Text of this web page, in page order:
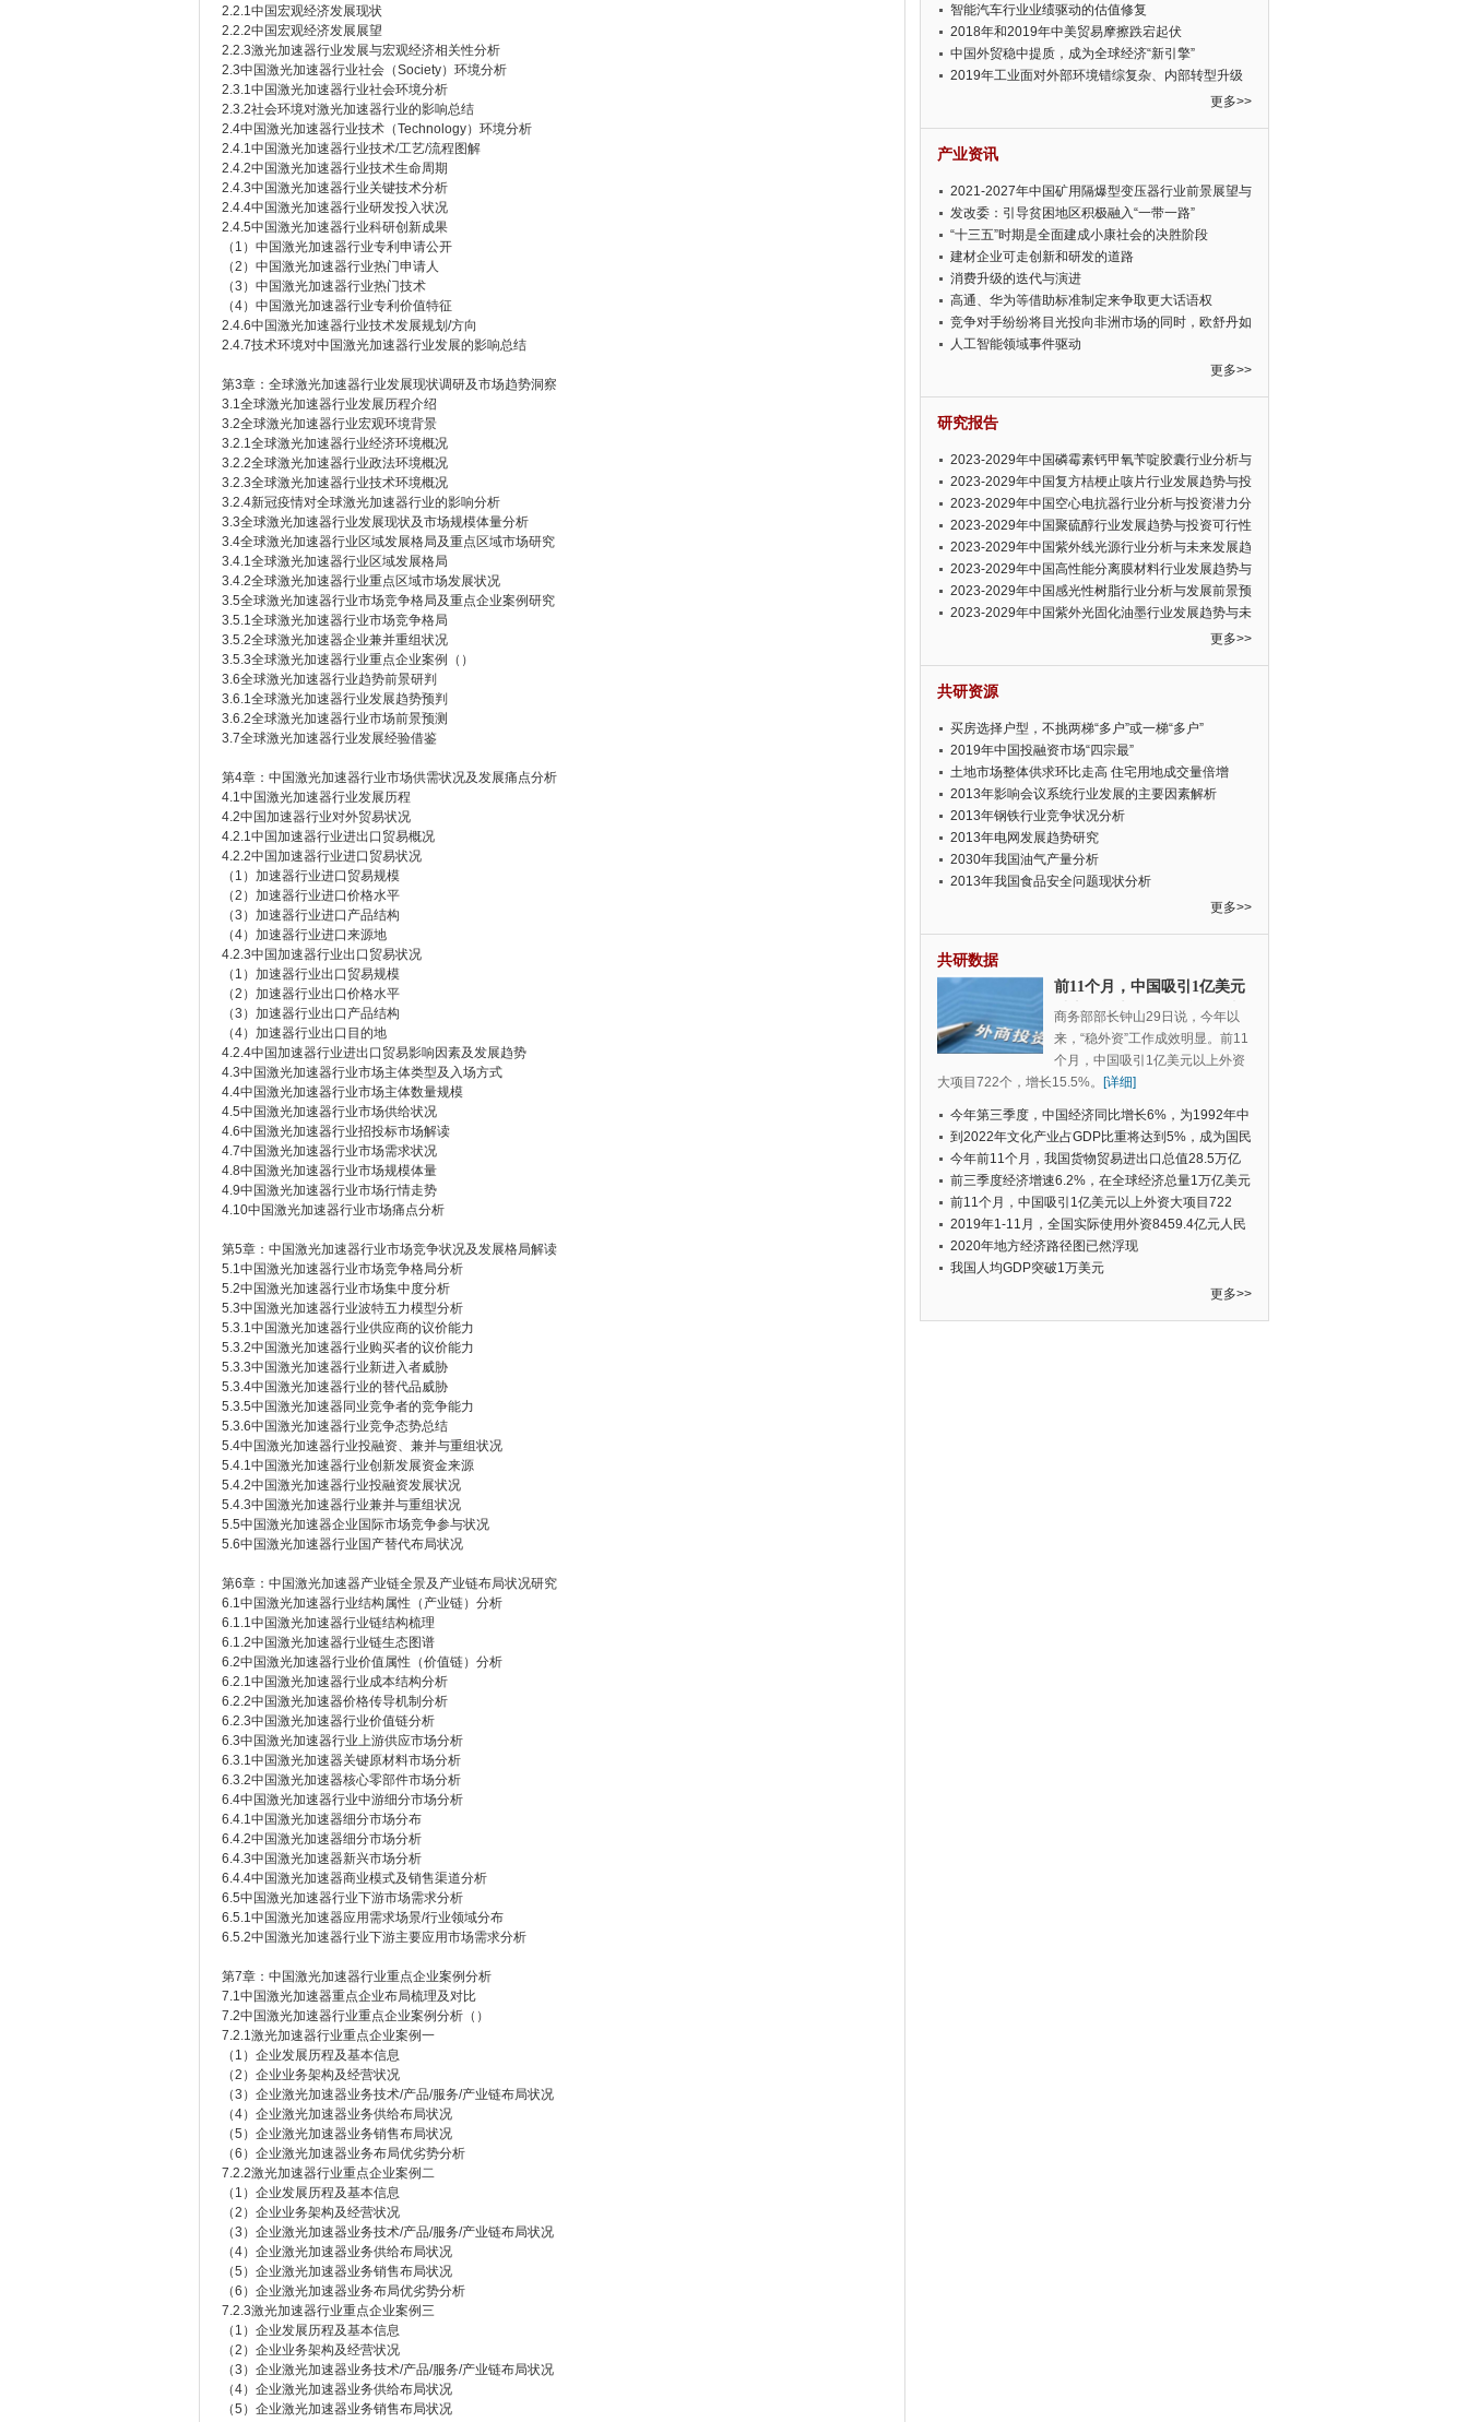
2.2.1中国宏观经济发展现状
2.2.2中国宏观经济发展展望
2.2.3激光加速器行业发展与宏观经济相关性分析
2.3中国激光加速器行业社会（Society）环境分析
2.3.1中国激光加速器行业社会环境分析
2.3.2社会环境对激光加速器行业的影响总结
2.4中国激光加速器行业技术（Technology）环境分析
2.4.1中国激光加速器行业技术/工艺/流程图解
2.4.2中国激光加速器行业技术生命周期
2.4.3中国激光加速器行业关键技术分析
2.4.4中国激光加速器行业研发投入状况
2.4.5中国激光加速器行业科研创新成果
（1）中国激光加速器行业专利申请公开
（2）中国激光加速器行业热门申请人
（3）中国激光加速器行业热门技术
（4）中国激光加速器行业专利价值特征
2.4.6中国激光加速器行业技术发展规划/方向
2.4.7技术环境对中国激光加速器行业发展的影响总结
第3章：全球激光加速器行业发展现状调研及市场趋势洞察
3.1全球激光加速器行业发展历程介绍
3.2全球激光加速器行业宏观环境背景
3.2.1全球激光加速器行业经济环境概况
3.2.2全球激光加速器行业政法环境概况
3.2.3全球激光加速器行业技术环境概况
3.2.4新冠疫情对全球激光加速器行业的影响分析
3.3全球激光加速器行业发展现状及市场规模体量分析
3.4全球激光加速器行业区域发展格局及重点区域市场研究
3.4.1全球激光加速器行业区域发展格局
3.4.2全球激光加速器行业重点区域市场发展状况
3.5全球激光加速器行业市场竞争格局及重点企业案例研究
3.5.1全球激光加速器行业市场竞争格局
3.5.2全球激光加速器企业兼并重组状况
3.5.3全球激光加速器行业重点企业案例（）
3.6全球激光加速器行业趋势前景研判
3.6.1全球激光加速器行业发展趋势预判
3.6.2全球激光加速器行业市场前景预测
3.7全球激光加速器行业发展经验借鉴
第4章：中国激光加速器行业市场供需状况及发展痛点分析
4.1中国激光加速器行业发展历程
4.2中国加速器行业对外贸易状况
4.2.1中国加速器行业进出口贸易概况
4.2.2中国加速器行业进口贸易状况
（1）加速器行业进口贸易规模
（2）加速器行业进口价格水平
（3）加速器行业进口产品结构
（4）加速器行业进口来源地
4.2.3中国加速器行业出口贸易状况
（1）加速器行业出口贸易规模
（2）加速器行业出口价格水平
（3）加速器行业出口产品结构
（4）加速器行业出口目的地
4.2.4中国加速器行业进出口贸易影响因素及发展趋势
4.3中国激光加速器行业市场主体类型及入场方式
4.4中国激光加速器行业市场主体数量规模
4.5中国激光加速器行业市场供给状况
4.6中国激光加速器行业招投标市场解读
4.7中国激光加速器行业市场需求状况
4.8中国激光加速器行业市场规模体量
4.9中国激光加速器行业市场行情走势
4.10中国激光加速器行业市场痛点分析
第5章：中国激光加速器行业市场竞争状况及发展格局解读
5.1中国激光加速器行业市场竞争格局分析
5.2中国激光加速器行业市场集中度分析
5.3中国激光加速器行业波特五力模型分析
5.3.1中国激光加速器行业供应商的议价能力
5.3.2中国激光加速器行业购买者的议价能力
5.3.3中国激光加速器行业新进入者威胁
5.3.4中国激光加速器行业的替代品威胁
5.3.5中国激光加速器同业竞争者的竞争能力
5.3.6中国激光加速器行业竞争态势总结
5.4中国激光加速器行业投融资、兼并与重组状况
5.4.1中国激光加速器行业创新发展资金来源
5.4.2中国激光加速器行业投融资发展状况
5.4.3中国激光加速器行业兼并与重组状况
5.5中国激光加速器企业国际市场竞争参与状况
5.6中国激光加速器行业国产替代布局状况
第6章：中国激光加速器产业链全景及产业链布局状况研究
6.1中国激光加速器行业结构属性（产业链）分析
6.1.1中国激光加速器行业链结构梳理
6.1.2中国激光加速器行业链生态图谱
6.2中国激光加速器行业价值属性（价值链）分析
6.2.1中国激光加速器行业成本结构分析
6.2.2中国激光加速器价格传导机制分析
6.2.3中国激光加速器行业价值链分析
6.3中国激光加速器行业上游供应市场分析
6.3.1中国激光加速器关键原材料市场分析
6.3.2中国激光加速器核心零部件市场分析
6.4中国激光加速器行业中游细分市场分析
6.4.1中国激光加速器细分市场分布
6.4.2中国激光加速器细分市场分析
6.4.3中国激光加速器新兴市场分析
6.4.4中国激光加速器商业模式及销售渠道分析
6.5中国激光加速器行业下游市场需求分析
6.5.1中国激光加速器应用需求场景/行业领域分布
6.5.2中国激光加速器行业下游主要应用市场需求分析
第7章：中国激光加速器行业重点企业案例分析
7.1中国激光加速器重点企业布局梳理及对比
7.2中国激光加速器行业重点企业案例分析（）
7.2.1激光加速器行业重点企业案例一
（1）企业发展历程及基本信息
（2）企业业务架构及经营状况
（3）企业激光加速器业务技术/产品/服务/产业链布局状况
（4）企业激光加速器业务供给布局状况
（5）企业激光加速器业务销售布局状况
（6）企业激光加速器业务布局优劣势分析
7.2.2激光加速器行业重点企业案例二
（1）企业发展历程及基本信息
（2）企业业务架构及经营状况
（3）企业激光加速器业务技术/产品/服务/产业链布局状况
（4）企业激光加速器业务供给布局状况
（5）企业激光加速器业务销售布局状况
（6）企业激光加速器业务布局优劣势分析
7.2.3激光加速器行业重点企业案例三
（1）企业发展历程及基本信息
（2）企业业务架构及经营状况
（3）企业激光加速器业务技术/产品/服务/产业链布局状况
（4）企业激光加速器业务供给布局状况
（5）企业激光加速器业务销售布局状况
智能汽车行业业绩驱动的估值修复
2018年和2019年中美贸易摩擦跌宕起伏
中国外贸稳中提质，成为全球经济“新引擎”
2019年工业面对外部环境错综复杂、内部转型升级
更多>>
产业资讯
2021-2027年中国矿用隔爆型变压器行业前景展望与
投资前景预测报告
发改委：引导贫困地区积极融入“一带一路”
“十三五”时期是全面建成小康社会的决胜阶段
建材企业可走创新和研发的道路
消费升级的迭代与演进
高通、华为等借助标准制定来争取更大话语权
竞争对手纷纷将目光投向非洲市场的同时，欧舒丹如
此淡定，难道就真的不怕丧失先机吗?
人工智能领域事件驱动
更多>>
研究报告
2023-2029年中国磷霉素钙甲氧苄啶胶囊行业分析与
投资可行性报告
2023-2029年中国复方桔梗止咳片行业发展趋势与投
资潜力分析报告
2023-2029年中国空心电抗器行业分析与投资潜力分
析报告
2023-2029年中国聚硫醇行业发展趋势与投资可行性
报告
2023-2029年中国紫外线光源行业分析与未来发展趋
势报告
2023-2029年中国高性能分离膜材料行业发展趋势与
发展前景预测报告
2023-2029年中国感光性树脂行业分析与发展前景预
测报告
2023-2029年中国紫外光固化油墨行业发展趋势与未
更多>>
共研资源
买房选择户型，不挑两梯“多户”或一梯“多户”
2019年中国投融资市场“四宗最”
土地市场整体供求环比走高 住宅用地成交量倍增
2013年影响会议系统行业发展的主要因素解析
2013年钢铁行业竞争状况分析
2013年电网发展趋势研究
2030年我国油气产量分析
2013年我国食品安全问题现状分析
更多>>
共研数据
前11个月，中国吸引1亿美元
以上外资大项目722个，增长
15.5%
商务部部长钟山29日说，今年以
来，“稳外资”工作成效明显。前11
个月，中国吸引1亿美元以上外资
大项目722个，增长15.5%。 [详细]
今年第三季度，中国经济同比增长6%，为1992年中
国有季度数据以来的新低
到2022年文化产业占GDP比重将达到5%，成为国民
经济支柱产业
今年前11个月，我国货物贸易进出口总值28.5万亿
元人民币，比去年同期增长2.4%
前三季度经济增速6.2%，在全球经济总量1万亿美元
以上的经济体中增速最快
前11个月，中国吸引1亿美元以上外资大项目722
个，增长15.5%
2019年1-11月，全国实际使用外资8459.4亿元人民
币，同比增长6.0%
2020年地方经济路径图已然浮现
我国人均GDP突破1万美元
更多>>